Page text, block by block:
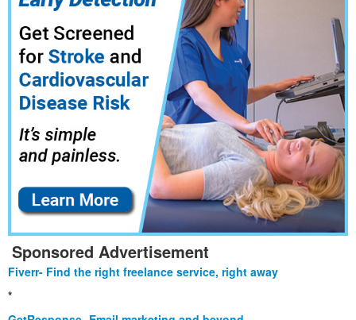
Sponsored Advertisement
Fiverr- Find the right freelance service, right away
*